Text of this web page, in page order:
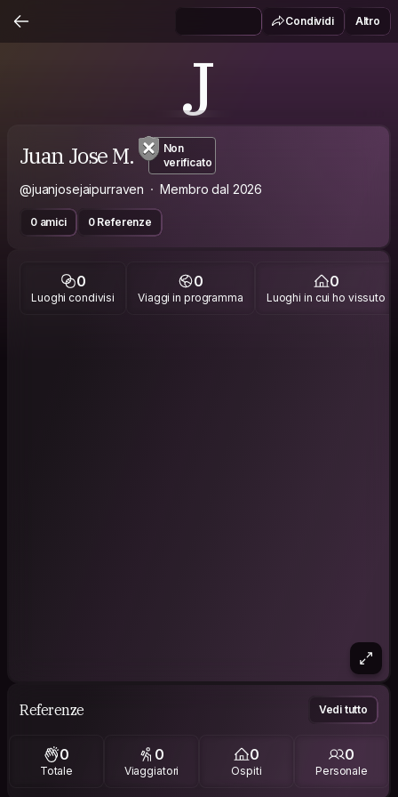
Condividi Altro
J
Juan Jose M.
Non
verificato
@juanjosejaipurraven Membro dal 2026
0 amici 0 Referenze
0
Luoghi condivisi
0
Viaggi in programma
0
Luoghi in cui ho vissuto
Referenze Vedi tutto
0
Totale
0
Viaggiatori
0
Ospiti
0
Personale